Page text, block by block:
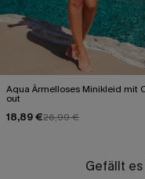
Aqua Ärmelloses Minikleid mit
out
18,89 €26,99 €
Gefällt es